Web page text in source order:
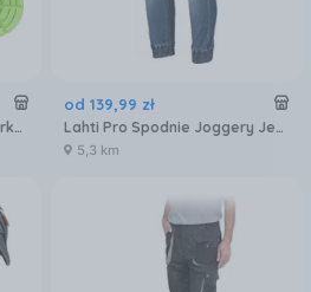
Reis Buty Bezpieczne Brstork-S Bz
od 139,99 zł
Lahti Pro Spodnie Joggery Jeansowe Niebieskie Stretch,
5,3 km